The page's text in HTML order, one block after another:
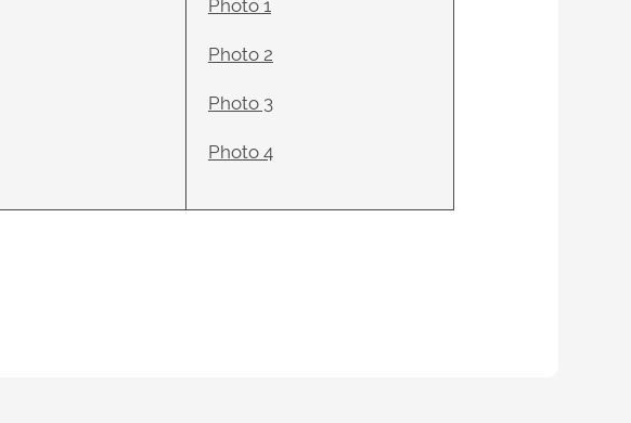
Photo 1
Photo 2
Photo 3
Photo 4